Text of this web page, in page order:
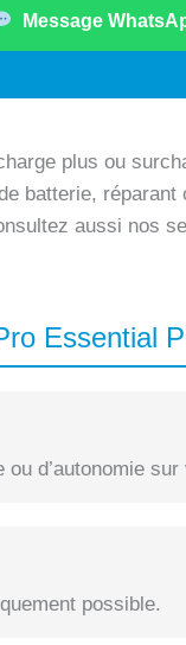
Message
plus ou
batterie, réparant
aussi nos
Essential
d’autonomie sur
possible.